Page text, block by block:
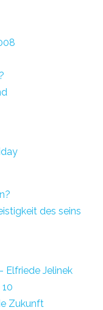
des seins
Elfriede Jelinek
Zukunft